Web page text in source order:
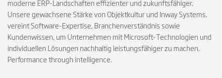
moderne ERP-Landschaften effizienter und zukunftsfähiger.
Unsere gewachsene Stärke von Objektkultur und Inway Systems,
vereint Software-Expertise, Branchenverständnis sowie
Kundenwissen, um Unternehmen mit Microsoft-Technologien und
individuellen Lösungen nachhaltig leistungsfähiger zu machen.
Performance through intelligence.